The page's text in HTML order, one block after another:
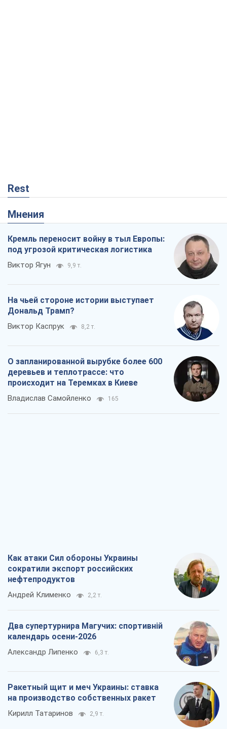
Rest
Мнения
Кремль переносит войну в тыл Европы:
под угрозой критическая логистика
Виктор Ягун 9,9 т.
На чьей стороне истории выступает
Дональд Трамп?
Виктор Каспрук 8,2 т.
О запланированной вырубке более 600
деревьев и теплотрассе: что
происходит на Теремках в Киеве
Владислав Самойленко 165
Как атаки Сил обороны Украины
сократили экспорт российских
нефтепродуктов
Андрей Клименко 2,2 т.
Два супертурнира Магучих: спортивній
календарь осени-2026
Александр Липенко 6,3 т.
Ракетный щит и меч Украины: ставка
на производство собственных ракет
Кирилл Татаринов 2,9 т.